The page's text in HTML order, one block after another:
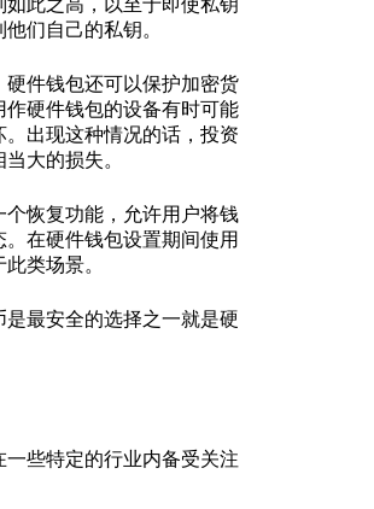
此之高，以至于即使私钥
们自己的私钥。
硬件钱包还可以保护加密货
作硬件钱包的设备有时可能
出现这种情况的话，投资
大的损失。
个恢复功能，允许用户将钱
在硬件钱包设置期间使用
类场景。
是最安全的选择之一就是硬
些特定的行业内备受关注